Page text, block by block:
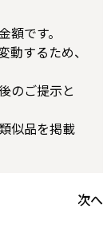
です。
するため、
のご提示と
似品を掲載
次へ